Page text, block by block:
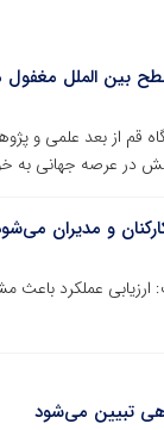
بین الملل مغفول
قم از بعد علمی و
در عرصه جهانی به
و مدیران
عملکرد
تبیین می‌شود